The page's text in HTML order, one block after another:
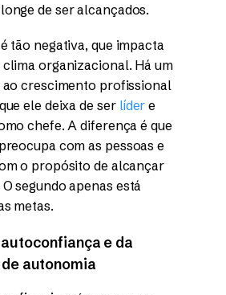
de ser alcançados.
tão negativa, que impacta
organizacional. Há um
crescimento profissional
ele deixa de ser líder e
chefe. A diferença é que
com as pessoas e
o propósito de alcançar
segundo apenas está
metas.
e da
autonomia